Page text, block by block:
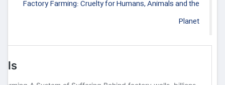
Factory Farming: Cruelty for Humans, Animals and the
Planet